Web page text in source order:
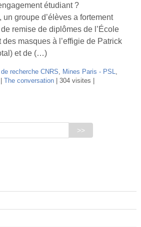
étudiant ?
groupe d’élèves a fortement
remise de diplômes de l’École
masques à l’effigie de Patrick
et de (…)
recherche CNRS Mines Paris - PSL
The conversation
304 visites